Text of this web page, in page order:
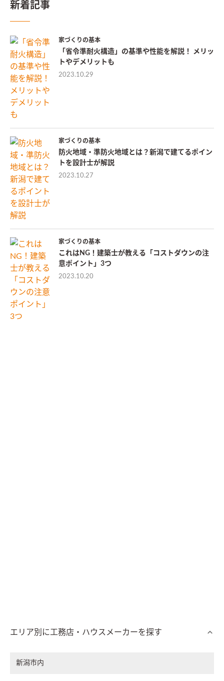
新着記事
家づくりの基本
「省令準耐火構造」の基準や性能を解説！ メリッ
トやデメリットも
2023.10.29
家づくりの基本
防火地域・準防火地域とは？新潟で建てるポイン
トを設計士が解説
2023.10.27
家づくりの基本
これはNG！建築士が教える「コストダウンの注
意ポイント」3つ
2023.10.20
エリア別に工務店・ハウスメーカーを探す
新潟市内